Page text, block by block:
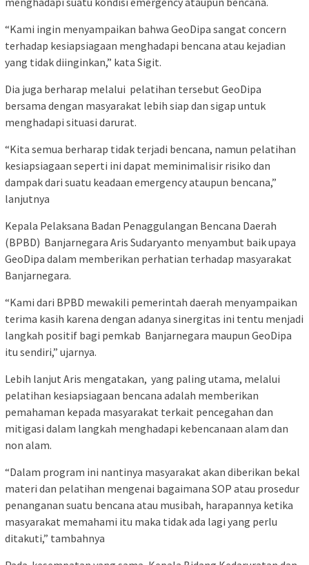
“Kami ingin menyampaikan bahwa GeoDipa sangat concern
terhadap kesiapsiagaan menghadapi bencana atau kejadian
yang tidak diinginkan,” kata Sigit.
Dia juga berharap melalui pelatihan tersebut GeoDipa
bersama dengan masyarakat lebih siap dan sigap untuk
menghadapi situasi darurat.
“Kita semua berharap tidak terjadi bencana, namun pelatihan
kesiapsiagaan seperti ini dapat meminimalisir risiko dan
dampak dari suatu keadaan emergency ataupun bencana,”
lanjutnya
Kepala Pelaksana Badan Penaggulangan Bencana Daerah
(BPBD) Banjarnegara Aris Sudaryanto menyambut baik upaya
GeoDipa dalam memberikan perhatian terhadap masyarakat
Banjarnegara.
“Kami dari BPBD mewakili pemerintah daerah menyampaikan
terima kasih karena dengan adanya sinergitas ini tentu menjadi
langkah positif bagi pemkab Banjarnegara maupun GeoDipa
itu sendiri,” ujarnya.
Lebih lanjut Aris mengatakan, yang paling utama, melalui
pelatihan kesiapsiagaan bencana adalah memberikan
pemahaman kepada masyarakat terkait pencegahan dan
mitigasi dalam langkah menghadapi kebencanaan alam dan
non alam.
“Dalam program ini nantinya masyarakat akan diberikan bekal
materi dan pelatihan mengenai bagaimana SOP atau prosedur
penanganan suatu bencana atau musibah, harapannya ketika
masyarakat memahami itu maka tidak ada lagi yang perlu
ditakuti,” tambahnya